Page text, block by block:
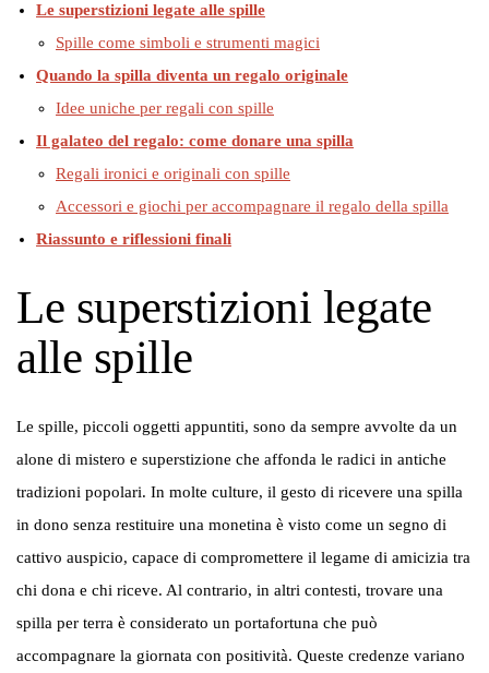
Le superstizioni legate alle spille
Spille come simboli e strumenti magici
Quando la spilla diventa un regalo originale
Idee uniche per regali con spille
Il galateo del regalo: come donare una spilla
Regali ironici e originali con spille
Accessori e giochi per accompagnare il regalo della spilla
Riassunto e riflessioni finali
Le superstizioni legate
alle spille
Le spille, piccoli oggetti appuntiti, sono da sempre avvolte da un
alone di mistero e superstizione che affonda le radici in antiche
tradizioni popolari. In molte culture, il gesto di ricevere una spilla
in dono senza restituire una monetina è visto come un segno di
cattivo auspicio, capace di compromettere il legame di amicizia tra
chi dona e chi riceve. Al contrario, in altri contesti, trovare una
spilla per terra è considerato un portafortuna che può
accompagnare la giornata con positività. Queste credenze variano